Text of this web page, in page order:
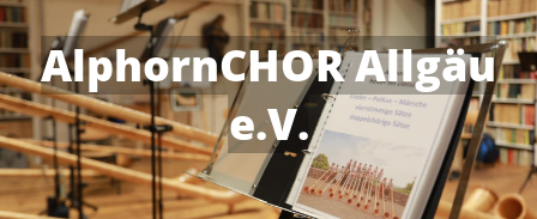
AlphornCHOR Allgäu
e.V.